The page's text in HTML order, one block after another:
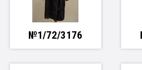
№1/72/3176